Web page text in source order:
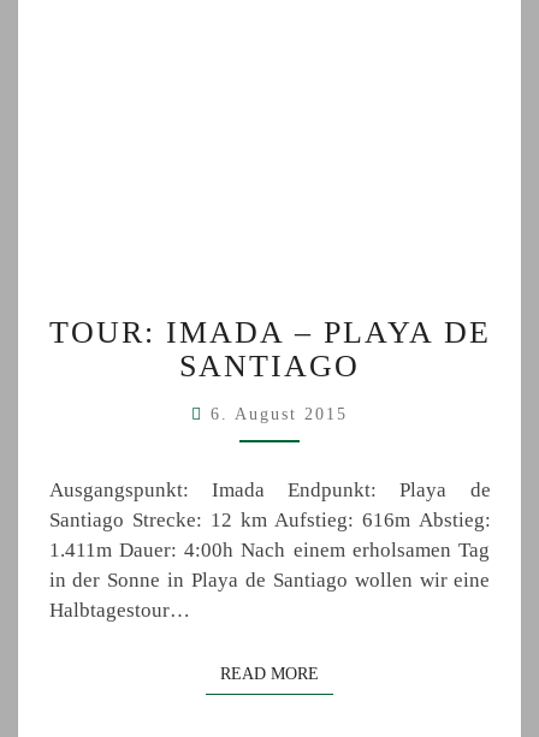
IMADA
–
DE
SANTIAGO
TOUR: IMADA – PLAYA DE
SANTIAGO
6. August 2015
Ausgangspunkt: Imada Endpunkt: Playa de
Santiago Strecke: 12 km Aufstieg: 616m Abstieg:
1.411m Dauer: 4:00h Nach einem erholsamen Tag
in der Sonne in Playa de Santiago wollen wir eine
Halbtagestour…
READ MORE